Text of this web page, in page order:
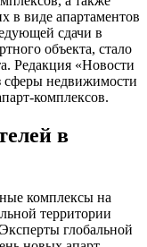
в виде апартаментов
сдачи в
объекта, стало
Редакция «Новости
сферы недвижимости
комплексов.
в
комплексы на
территории
глобальной